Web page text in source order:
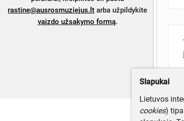
rastine@ausrosmuziejus.lt arba užpildykite
vaizdo užsakymo formą.
Slapukai
Lietuvos
cookies)